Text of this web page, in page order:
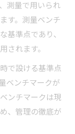
測量で用いられ
す。測量ベンチ
基準点であり、
されます。
で設ける基準点
ベンチマークが
ンチマークは現
、管理の徹底が